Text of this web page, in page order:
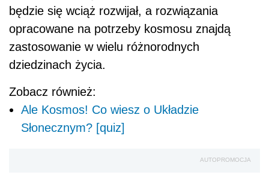
będzie się wciąż rozwijał, a rozwiązania
opracowane na potrzeby kosmosu znajdą
zastosowanie w wielu różnorodnych
dziedzinach życia.
Zobacz również:
Ale Kosmos! Co wiesz o Układzie
Słonecznym? [quiz]
AUTOPROMOCJA